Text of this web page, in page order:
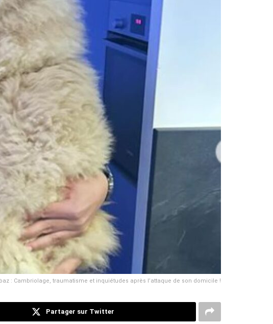
: Cambriolage, traumatisme et inquiétudes après l’attaque de son domicile !
Partager sur Twitter